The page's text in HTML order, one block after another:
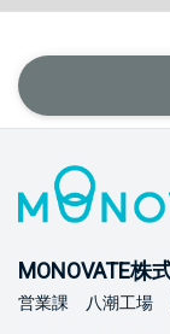
MONOVATE株
営業課 八潮工場